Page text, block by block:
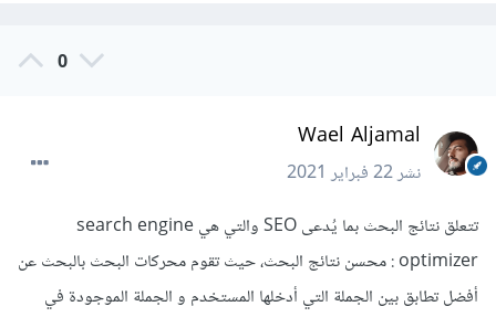
0
Wael Aljamal
نشر22 فبراير 2021
تتعلق نتائج البحث بما يُدعى SEO والتي هي search engine
optimizer : محسن نتائج البحث، حيث تقوم محركات البحث بالبحث عن
أفضل تطابق بين الجملة التي أدخلها المستخدم و الجملة الموجودة في